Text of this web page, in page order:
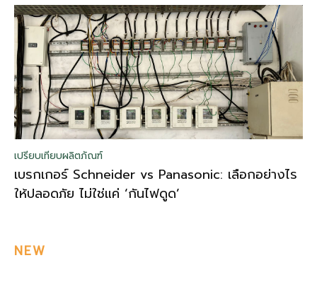
เปรียบเทียบผลิตภัณฑ์
เบรกเกอร์ Schneider vs Panasonic: เลือกอย่างไร
ให้ปลอดภัย ไม่ใช่แค่ ‘กันไฟดูด’
NEW